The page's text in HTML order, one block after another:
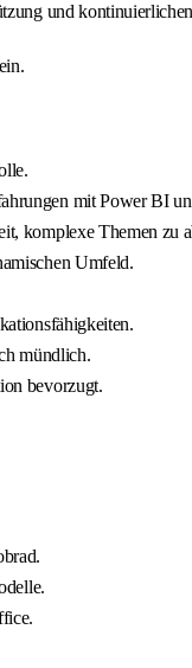
und
mit Power BI
komplexe Themen zu
Umfeld.
mündlich.
bevorzugt.